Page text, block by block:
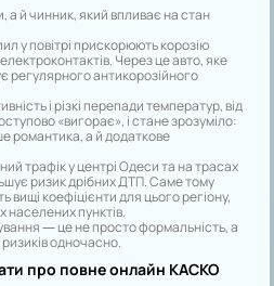
й чинник, який впливає на стан
у повітрі прискорюють корозію
Через це авто, яке
регулярного антикорозійного
і різкі перепади температур, від
«вигорає», і стане зрозуміло:
романтика, а й додаткове
трафік у центрі Одеси та на трасах
ризик дрібних ДТП. Саме тому
вищі коефіцієнти для цього регіону,
населених пунктів.
— це не просто формальність, а
ризиків одночасно.
про повне онлайн КАСКО